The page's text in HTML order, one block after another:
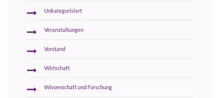
Unkategorisiert
Veranstaltungen
Vorstand
Wirtschaft
Wissenschaft und Forschung